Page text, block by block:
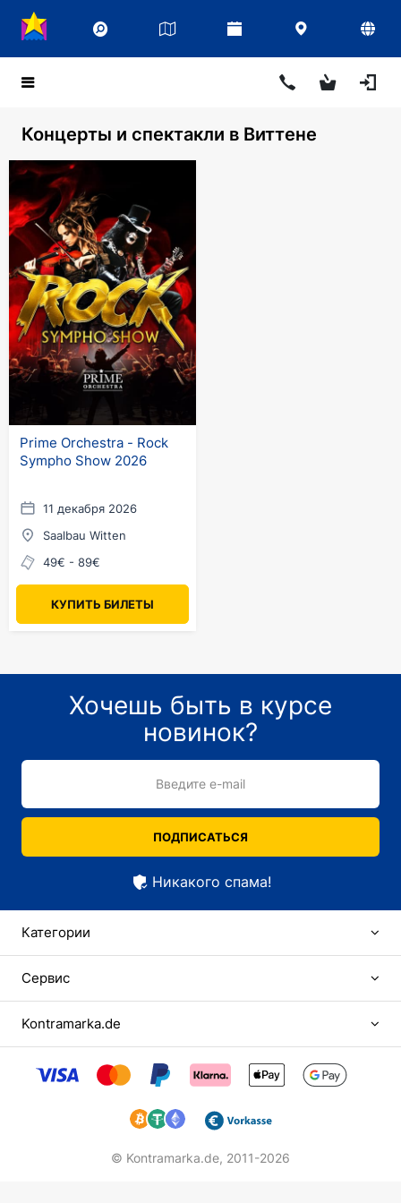
Концерты и спектакли в Виттене
Prime Orchestra - Rock
Sympho Show 2026
11 декабря 2026
Saalbau Witten
49€ - 89€
КУПИТЬ БИЛЕТЫ
Хочешь быть в курсе
новинок?
Введите e-mail
ПОДПИСАТЬСЯ
Никакого спама!
Категории
Сервис
Kontramarka.de
© Kontramarka.de, 2011-2026